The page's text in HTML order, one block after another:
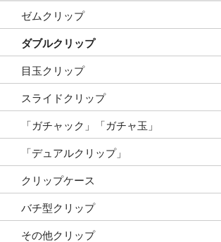
ゼムクリップ
ダブルクリップ
目玉クリップ
スライドクリップ
「ガチャック」「ガチャ玉」
「デュアルクリップ」
クリップケース
バチ型クリップ
その他クリップ